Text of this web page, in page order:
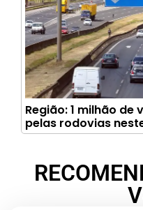
Região: 1 milhão
pelas rodovias